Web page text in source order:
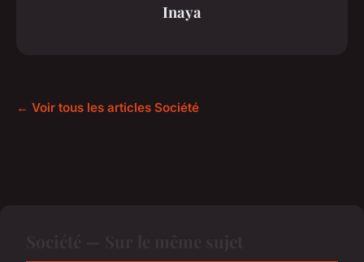
Inaya
← Voir tous les articles Société